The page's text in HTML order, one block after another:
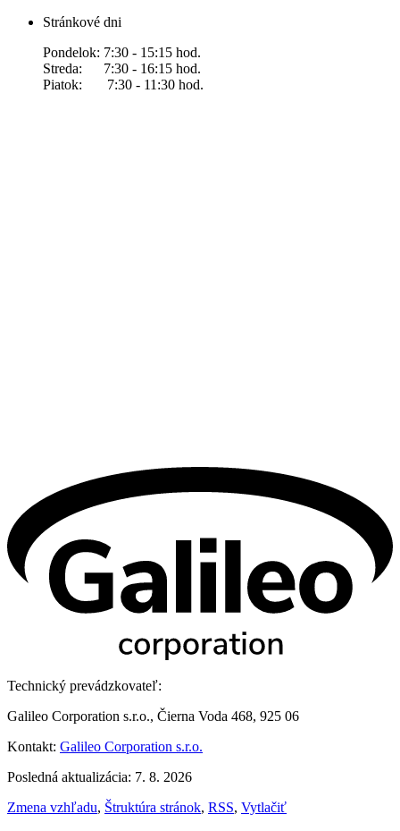
Stránkové dni
Pondelok: 7:30 - 15:15 hod.
Streda: 7:30 - 16:15 hod.
Piatok: 7:30 - 11:30 hod.
Technický prevádzkovateľ:
Galileo Corporation s.r.o., Čierna Voda 468, 925 06
Kontakt: Galileo Corporation s.r.o.
Posledná aktualizácia: 7. 8. 2026
Zmena vzhľadu, Štruktúra stránok, RSS, Vytlačiť